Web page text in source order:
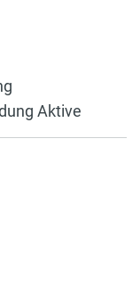
Aktive